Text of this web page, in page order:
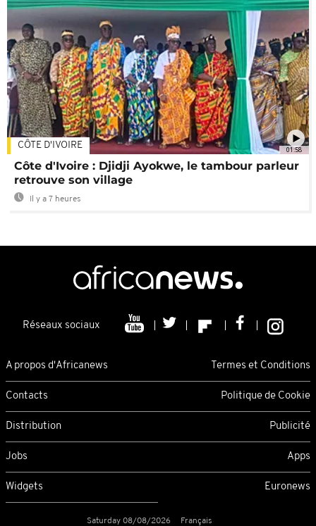
01:58
CÔTE D'IVOIRE
Côte d'Ivoire : Djidji Ayokwe, le tambour parleur
retrouve son village
Il y a 7 heures
Réseaux sociaux
A propos d'Africanews Termes et Conditions
Contacts Politique de Cookie
Distribution Publicité
Jobs Apps
Widgets Euronews
Saturday 08/08/2026